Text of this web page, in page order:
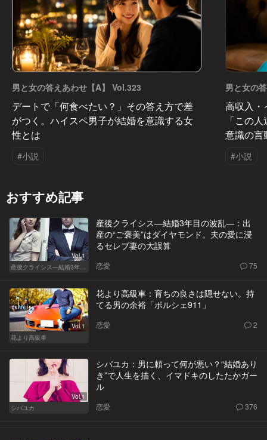
男と女の答えあわせ【A】 Vol.323
デートで「何食べたい？」その答え方で差
がつく。ハイスペ男子が結婚を意識する女
性とは
#小説
男と女の
高収入
「この
意識の言
#小説
おすすめ記事
Vol.1
産後クライシス—結婚3年目の波乱—
産後クライシス—結婚3年目の波乱—：出
産の“ご褒美”はダイヤモンド。夫の愛に浸
るセレブ妻の大誤算
恋愛 75
Vol.1
花より高級車
花より高級車：育ちの良さは隠せない。持
てる男の余裕「ポルシェ911」
恋愛 2
Vol.1
シバユカ
シバユカ：男に頼って何が悪い？“結婚あり
き”で人生を描く、イマドキのしたたかガー
ル
恋愛 376